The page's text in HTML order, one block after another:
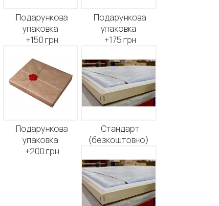
Подарункова
упаковка
+150 грн
Подарункова
упаковка
+175 грн
Подарункова
упаковка
+200 грн
Стандарт
(безкоштовно)